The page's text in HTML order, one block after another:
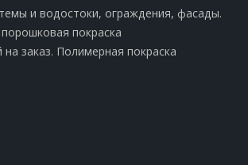
и водостоки, ограждения, фасады.
покраска
заказ. Полимерная покраска